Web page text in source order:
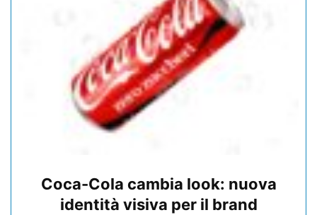
Coca-Cola cambia look: nuova
identità visiva per il brand